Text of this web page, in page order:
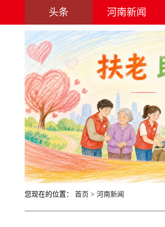
头条 河南新闻
您现在的位置： 首页 > 河南新闻